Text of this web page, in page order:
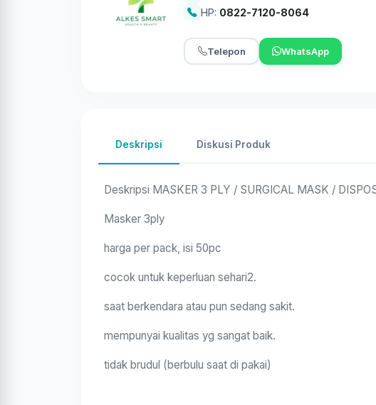
HP: 0822-7120-8064
Telepon WhatsApp
Deskripsi Diskusi Produk
Deskripsi MASKER 3 PLY / SURGICAL MASK /
Masker 3ply
harga per pack, isi 50pc
cocok untuk keperluan sehari2.
saat berkendara atau pun sedang sakit.
mempunyai kualitas yg sangat baik.
tidak brudul (berbulu saat di pakai)